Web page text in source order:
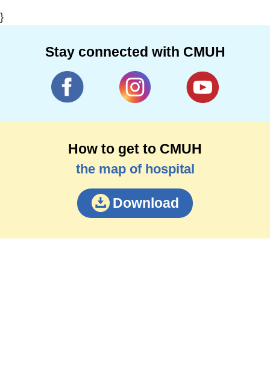
}
Stay connected with CMUH
How to get to CMUH
the map of hospital
Download